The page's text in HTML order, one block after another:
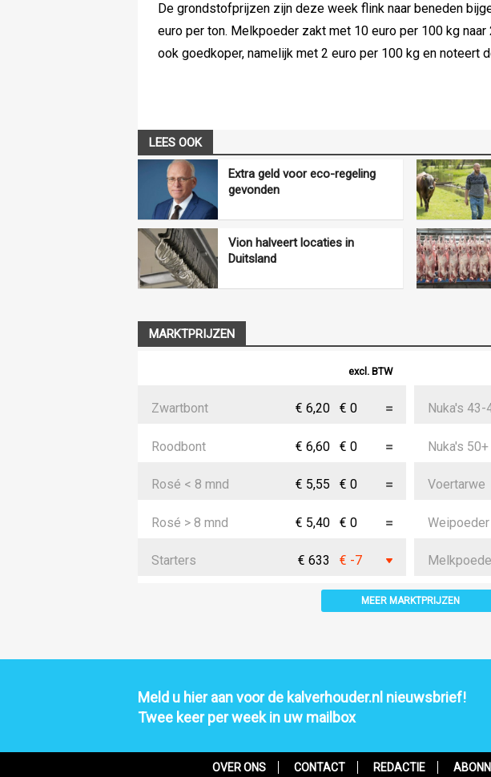
De grondstofprijzen zijn deze week flink naar beneden
euro per ton. Melkpoeder zakt met 10 euro per 100 kg
ook goedkoper, namelijk met 2 euro per 100 kg en noteert
LEES OOK
Extra geld voor eco-regeling
gevonden
Vion halveert locaties in
Duitsland
MARKTPRIJZEN
excl. BTW
Zwartbont € 6,20 € 0
Roodbont € 6,60 € 0
Rosé < 8 mnd € 5,55 € 0
Rosé > 8 mnd € 5,40 € 0
Starters € 633 € -7
Nuka's 43-
Nuka's
Voertarwe
Weipoeder
MEER MARKTPRIJZEN
Meld u hier aan voor de kalverhouder.nl nieuwsbrief!
Twee keer per week in uw mailbox
OVER ONS CONTACT REDACTIE